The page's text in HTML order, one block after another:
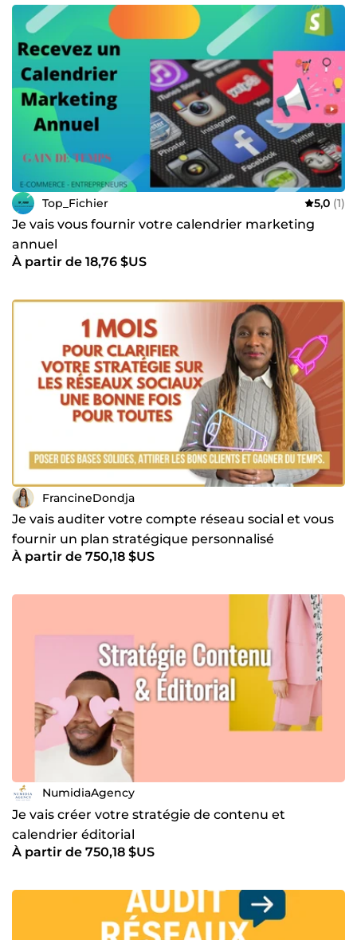
Top_Fichier 5,0 (1)
Je vais vous fournir votre calendrier marketing
annuel
À partir de 18,76 $US
FrancineDondja
Je vais auditer votre compte réseau social et vous
fournir un plan stratégique personnalisé
À partir de 750,18 $US
NumidiaAgency
Je vais créer votre stratégie de contenu et
calendrier éditorial
À partir de 750,18 $US